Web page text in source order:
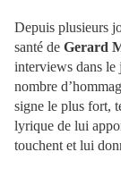
Depuis plusieurs
santé de Gerard
interviews dans le
nombre
signe le plus fort,
lyrique de lui
touchent et lui